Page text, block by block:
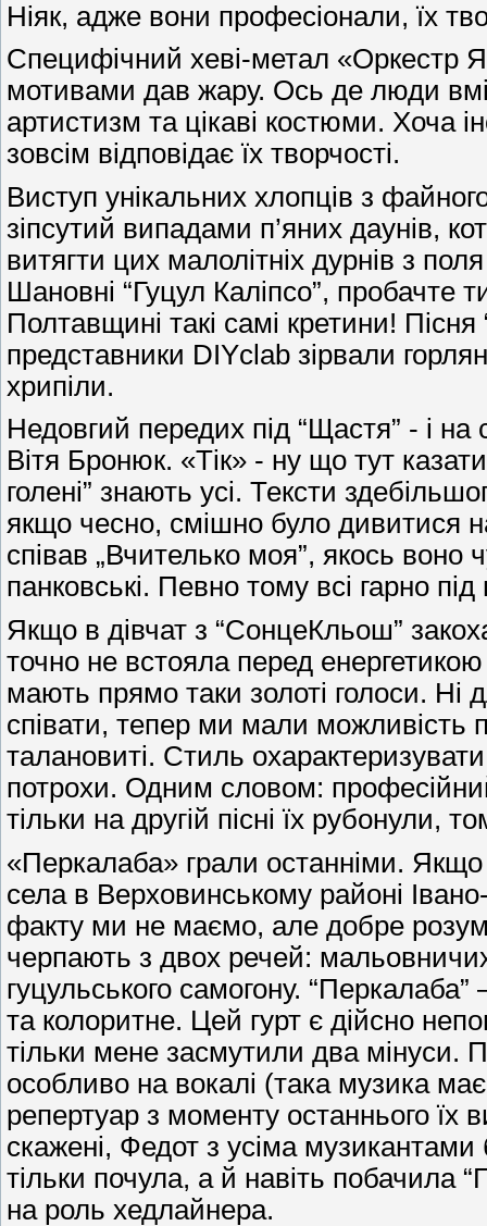
Ніяк, адже вони професіонали, їх
Специфічний хеві-метал «Оркестр
мотивами дав жару. Ось де люди
артистизм та цікаві костюми. Хоча
зовсім відповідає їх творчості.
Виступ унікальних хлопців з
зіпсутий випадами п’яних даунів,
витягти цих малолітніх дурнів з
Шановні “Гуцул Каліпсо”, пробачте
Полтавщині такі самі кретини!
представники DIYclab зірвали
хрипіли.
Недовгий передих під “Щастя” - і
Вітя Бронюк. «Тік» - ну що тут
голені” знають усі. Тексти
якщо чесно, смішно було дивитися
співав „Вчителько моя”, якось воно
панковські. Певно тому всі гарно
Якщо в дівчат з “СонцеКльош”
точно не встояла перед енергетикою
мають прямо таки золоті голоси. Ні
співати, тепер ми мали можливість
талановиті. Стиль
потрохи. Одним словом:
тільки на другій пісні їх
«Перкалаба» грали останніми. Якщо
села в Верховинському районі
факту ми не маємо, але добре
черпають з двох речей: мальовничих
гуцульського самогону.
та колоритне. Цей гурт є дійсно
тільки мене засмутили два мінуси.
особливо на вокалі (така музика
репертуар з моменту останнього їх
скажені, Федот з усіма музикантами
тільки почула, а й навіть побачила
на роль хедлайнера.